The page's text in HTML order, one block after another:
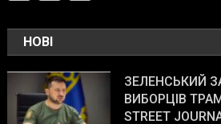
НОВІ
ЗЕЛЕНСЬКИЙ
ВИБОРЦІВ
STREET